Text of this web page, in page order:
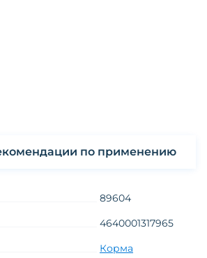
Рекомендации по применению
89604
4640001317965
Корма